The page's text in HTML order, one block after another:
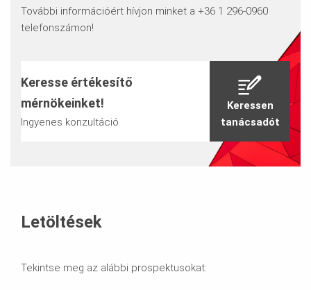
További információért hívjon minket a +36 1 296-0960
telefonszámon!
Keresse értékesítő
mérnökeinket!
Ingyenes konzultáció
Keressen
tanácsadót
Letöltések
Tekintse meg az alábbi prospektusokat: